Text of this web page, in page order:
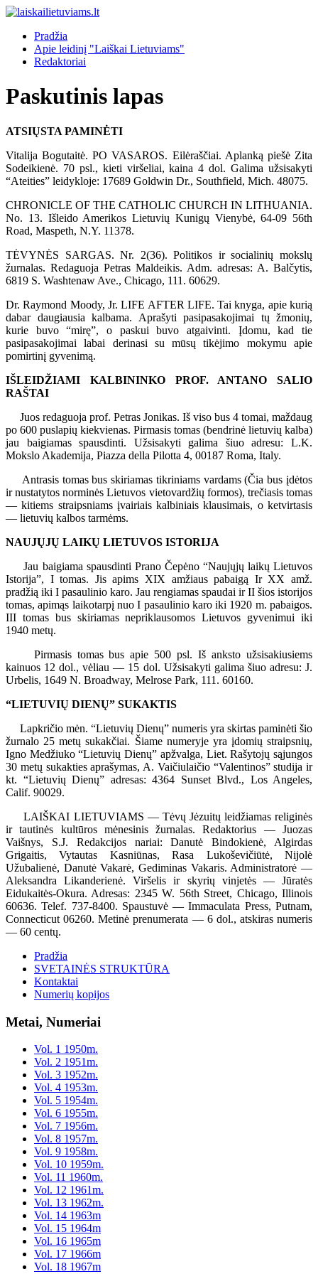
Pradžia
Apie leidinį "Laiškai Lietuviams"
Redaktoriai
Paskutinis lapas
ATSIŲSTA PAMINĖTI
Vitalija Bogutaitė. PO VASAROS. Eilėraščiai. Aplanką piešė Zita
Sodeikienė. 70 psl., kieti viršeliai, kaina 4 dol. Galima užsisakyti
“Ateities” leidykloje: 17689 Goldwin Dr., Southfield, Mich. 48075.
CHRONICLE OF THE CATHOLIC CHURCH IN LITHUANIA.
No. 13. Išleido Amerikos Lietuvių Kunigų Vienybė, 64-09 56th
Road, Maspeth, N.Y. 11378.
TĖVYNĖS SARGAS. Nr. 2(36). Politikos ir socialinių mokslų
žurnalas. Redaguoja Petras Maldeikis. Adm. adresas: A. Balčytis,
6819 S. Washtenaw Ave., Chicago, 111. 60629.
Dr. Raymond Moody, Jr. LIFE AFTER LIFE. Tai knyga, apie kurią
dabar daugiausia kalbama. Aprašyti pasipasakojimai tų žmonių,
kurie buvo “mirę”, o paskui buvo atgaivinti. Įdomu, kad tie
pasipasakojimai labai derinasi su mūsų tikėjimo mokymu apie
pomirtinį gyvenimą.
IŠLEIDŽIAMI KALBININKO PROF. ANTANO SALIO
RAŠTAI
Juos redaguoja prof. Petras Jonikas. Iš viso bus 4 tomai, maždaug
po 600 puslapių kiekvienas. Pirmasis tomas (bendrinė lietuvių kalba)
jau baigiamas spausdinti. Užsisakyti galima šiuo adresu: L.K.
Mokslo Akademija, Piazza della Pilotta 4, 00187 Roma, Italy.
Antrasis tomas bus skiriamas tikriniams vardams (Čia bus įdėtos
ir nustatytos norminės Lietuvos vietovardžių formos), trečiasis tomas
— kitiems straipsniams įvairiais kalbiniais klausimais, o ketvirtasis
— lietuvių kalbos tarmėms.
NAUJŲJŲ LAIKŲ LIETUVOS ISTORIJA
Jau baigiama spausdinti Prano Čepėno “Naujųjų laikų Lietuvos
Istorija”, I tomas. Jis apims XIX amžiaus pabaigą Ir XX amž.
pradžią iki I pasaulinio karo. Jau rengiamas spaudai ir II šios istorijos
tomas, apimąs laikotarpį nuo I pasaulinio karo iki 1920 m. pabaigos.
III tomas bus skiriamas nepriklausomos Lietuvos gyvenimui iki
1940 metų.
Pirmasis tomas bus apie 500 psl. Iš anksto užsisakiusiems
kainuos 12 dol., vėliau — 15 dol. Užsisakyti galima šiuo adresu: J.
Urbelis, 1649 N. Broadway, Melrose Park, 111. 60160.
“LIETUVIŲ DIENŲ” SUKAKTIS
Lapkričio mėn. “Lietuvių Dienų” numeris yra skirtas paminėti šio
žurnalo 25 metų sukakčiai. Šiame numeryje yra įdomių straipsnių,
Igno Medžiuko “Lietuvių Dienų” apžvalga, Liet. Rašytojų sąjungos
30 metų sukakties aprašymas, A. Vaičiulaičio “Valentinos” studija ir
kt. “Lietuvių Dienų” adresas: 4364 Sunset Blvd., Los Angeles,
Calif. 90029.
LAIŠKAI LIETUVIAMS — Tėvų Jėzuitų leidžiamas religinės
ir tautinės kultūros mėnesinis žurnalas. Redaktorius — Juozas
Vaišnys, S.J. Redakcijos nariai: Danutė Bindokienė, Algirdas
Grigaitis, Vytautas Kasniūnas, Rasa Lukoševičiūtė, Nijolė
Užubalienė, Danutė Vakarė, Gediminas Vakaris. Administratorė —
Aleksandra Likanderienė. Viršelis ir skyrių vinjetės — Jūratės
Eidukaitės-Okura. Adresas: 2345 W. 56th Street, Chicago, Illinois
60636. Telef. 737-8400. Spaustuvė — Immaculata Press, Putnam,
Connecticut 06260. Metinė prenumerata — 6 dol., atskiras numeris
— 60 centų.
Pradžia
SVETAINĖS STRUKTŪRA
Kontaktai
Numerių kopijos
Metai, Numeriai
Vol. 1 1950m.
Vol. 2 1951m.
Vol. 3 1952m.
Vol. 4 1953m.
Vol. 5 1954m.
Vol. 6 1955m.
Vol. 7 1956m.
Vol. 8 1957m.
Vol. 9 1958m.
Vol. 10 1959m.
Vol. 11 1960m.
Vol. 12 1961m.
Vol. 13 1962m.
Vol. 14 1963m
Vol. 15 1964m
Vol. 16 1965m
Vol. 17 1966m
Vol. 18 1967m